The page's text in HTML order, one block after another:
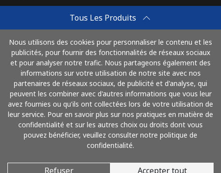
Tous Les Produits
Nous utilisons des cookies pour personnaliser le contenu et les
publicités, pour fournir des fonctionnalités de réseaux sociaux
et pour analyser notre trafic. Nous partageons également des
informations sur votre utilisation de notre site avec nos
partenaires de réseaux sociaux, de publicité et d'analyse, qui
peuvent les combiner avec d'autres informations que vous leur
avez fournies ou qu'ils ont collectées lors de votre utilisation de
leur service. Pour en savoir plus sur nos pratiques en matière de
confidentialité et sur les autres choix ou droits dont vous
pouvez bénéficier, veuillez consulter notre politique de
confidentialité.
Refuser Accepter tout
Achetez
Mode de fonctionnement
Payez avec